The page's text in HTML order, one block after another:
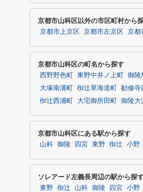
京都市山科区以外の市区町村から
京都市上京区 京都市左京区 京都
京都市山科区の町名から探す
西野野色町 東野中井ノ上町 御陵
大塚南溝町
椥辻草海道町 勧修寺
椥辻西浦町
大宅御所田町 御陵大
京都市山科区にある駅から探す
山科 御陵 四宮 東野 椥辻 小野
ソレアード左義長周辺の駅から探
東野 椥辻 山科 御陵 四宮 小野